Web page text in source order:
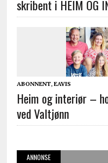
skribent i HEIM OG
ABONNENT, EAVIS
Heim og interiør –
ved Valtjønn
ANNONSE